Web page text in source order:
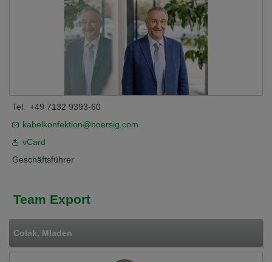
Tel.
+49 7132 9393-60
kabelkonfektion@boersig.com
vCard
Geschäftsführer
Team Export
Colak, Mladen